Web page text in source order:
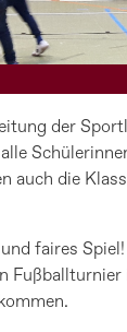
der
die
faires